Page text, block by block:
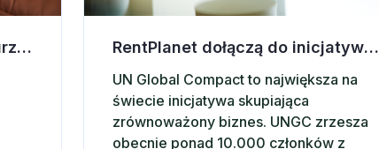
Home staging – 10 porad jak urządzić wnętrze pod wynajem krótkoterminowy RentPlanet dołączą do inicjatywy UN Global Compact
UN Global Compact to największa na
świecie inicjatywa skupiająca
zrównoważony biznes. UNGC zrzesza
obecnie ponad 10.000 członków z